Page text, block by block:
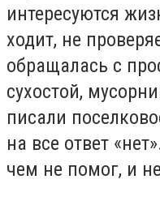
интересуются
ходит, не
обращалась с
сухостой,
писали
на все ответ
чем не помог, и